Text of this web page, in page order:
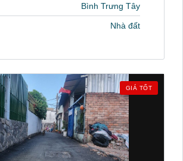
Bình Trưng Tây
Nhà đất
GIÁ TỐT